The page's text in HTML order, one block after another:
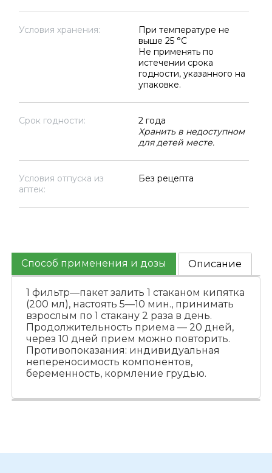
Условия хранения:
При температуре не
выше 25 °C
Не применять по
истечении срока
годности, указанного на
упаковке.
Срок годности:
2 года
Хранить в недоступном
для детей месте.
Условия отпуска из
аптек:
Без рецепта
Способ применения и дозы Описание
1 фильтр—пакет залить 1 стаканом кипятка
(200 мл), настоять 5—10 мин., принимать
взрослым по 1 стакану 2 раза в день.
Продолжительность приема — 20 дней,
через 10 дней прием можно повторить.
Противопоказания: индивидуальная
непереносимость компонентов,
беременность, кормление грудью.